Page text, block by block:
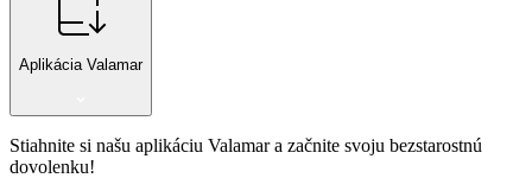
Aplikácia Valamar
Stiahnite si našu aplikáciu Valamar a začnite svoju bezstarostnú
dovolenku!